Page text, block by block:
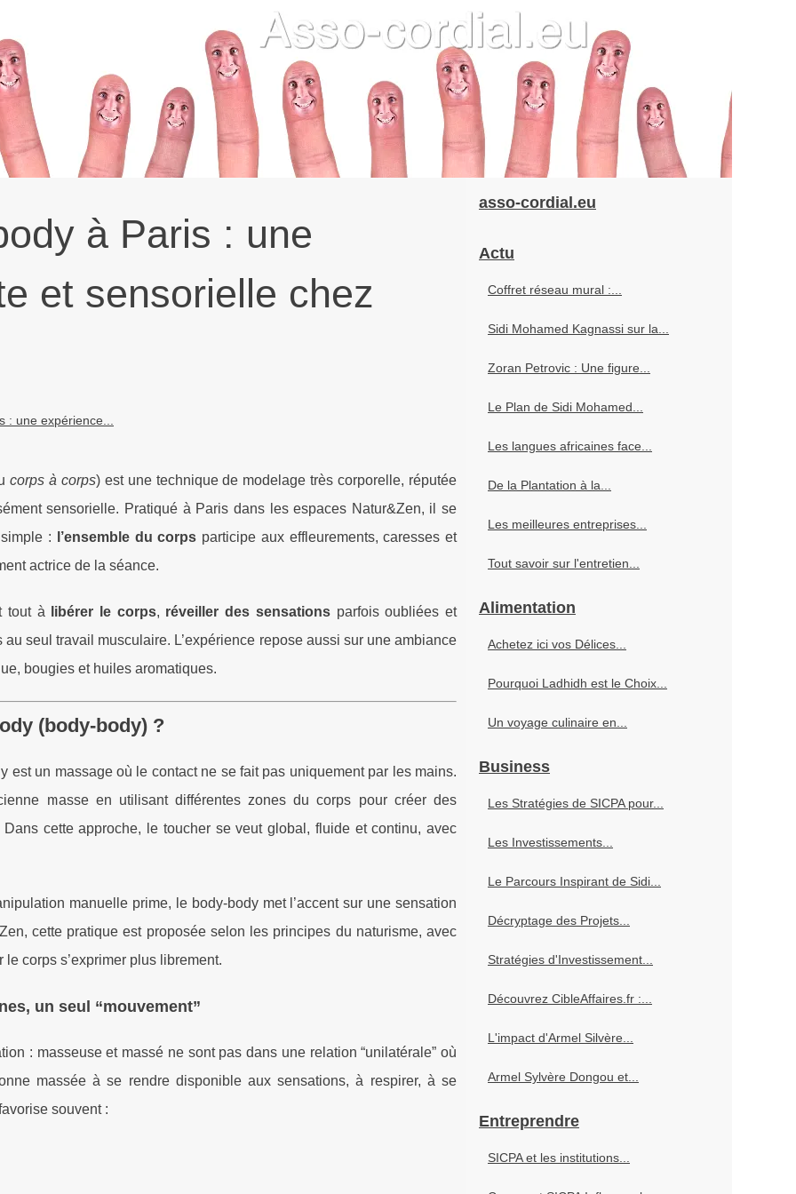
à Paris : une
et sensorielle chez
: une expérience...
corps à corps) est une technique de modelage très corporelle, réputée
sensorielle. Pratiqué à Paris dans les espaces Natur&Zen, il se
:
l’ensemble du corps participe aux effleurements, caresses et
actrice de la séance.
tout à libérer le corps, réveiller des sensationsparfois oubliées et
seul travail musculaire. L’expérience repose aussi sur une ambiance
bougies et huiles aromatiques.
(body-body) ?
est un massage où le contact ne se fait pas uniquement par les mains.
masse en utilisant différentes zones du corps pour créer des
Dans cette approche, le toucher se veut global, fluide et continu, avec
manuelle prime, le body-body met l’accent sur une sensation
cette pratique est proposée selon les principes du naturisme, avec
corps s’exprimer plus librement.
un seul “mouvement”
: masseuse et massé ne sont pas dans une relation “unilatérale” où
massée à se rendre disponible aux sensations, à respirer, à se
souvent :
asso-cordial.eu
Actu
Coffret réseau mural :...
Sidi Mohamed Kagnassi sur la...
Zoran Petrovic : Une figure...
Le Plan de Sidi Mohamed...
Les langues africaines face...
De la Plantation à la...
Les meilleures entreprises...
Tout savoir sur l'entretien...
Alimentation
Achetez ici vos Délices...
Pourquoi Ladhidh est le Choix...
Un voyage culinaire en...
Business
Les Stratégies de SICPA pour...
Les Investissements...
Le Parcours Inspirant de Sidi...
Décryptage des Projets...
Stratégies d'Investissement...
Découvrez CibleAffaires.fr :...
L'impact d'Armel Silvère...
Armel Sylvère Dongou et...
Entreprendre
SICPA et les institutions...